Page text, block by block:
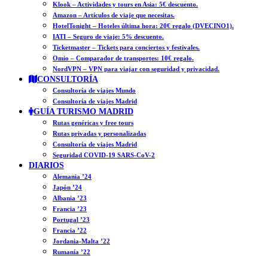
Klook – Actividades y tours en Asia: 5€ descuento.
Amazon – Artículos de viaje que necesitas.
HotelTonight – Hoteles última hora: 20€ regalo (DVECINO1).
IATI – Seguro de viaje: 5% descuento.
Ticketmaster – Tickets para conciertos y festivales.
Omio – Comparador de transportes: 10€ regalo.
NordVPN – VPN para viajar con seguridad y privacidad.
CONSULTORÍA
Consultoría de viajes Mundo
Consultoría de viajes Madrid
GUÍA TURISMO MADRID
Rutas genéricas y free tours
Rutas privadas y personalizadas
Consultoría de viajes Madrid
Seguridad COVID-19 SARS-CoV-2
DIARIOS
Alemania ’24
Japón ’24
Albania ’23
Francia ’23
Portugal ’23
Francia ’22
Jordania-Malta ’22
Rumanía ’22